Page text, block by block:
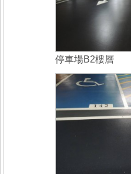
停車場B2樓層